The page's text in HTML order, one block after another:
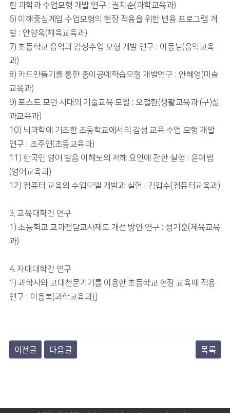
한 과학과 수업모형 개발 연구 : 권치순(과학교육과)
6) 이해중심게임 수업모형의 현장 적용을 위한 변용 프로그램 개
발 : 안양옥(체육교육과)
7) 초등학교 음악과 감상수업 모형 개발 연구 : 이동남(음악교육
과)
8) 카드만들기를 통한 종이공예학습모형 개발연구 : 안혜영(미술
교육과)
9) 포스트 모던 시대의 기술교육 모델 : 오철환(생활교육과 (구)실
과교육과)
10) 뇌과학에 기초한 초등학교에서의 감성 교육 수업 모형 개발
연구 : 조주연(초등교육과)
11) 한국인 영어 발음 이해도의 저해 요인에 관한 실험 : 윤여범
(영어교육과)
12) 컴퓨터 교육의 수업모델 개발과 실험 : 김갑수(컴퓨터교육과)
3. 교육대학간 연구
1) 초등학교 교과전담교사제도 개선 방안 연구 : 성기훈(체육교육
과)
4. 자매대학간 연구
1) 과학사와 고대천문기기를 이용한 초등학교 현장 교육에 적용
연구 : 이용복(과학교육과)]
이전글 다음글 목록